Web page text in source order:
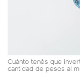
Cuánto tenés que
cantidad de pesos al